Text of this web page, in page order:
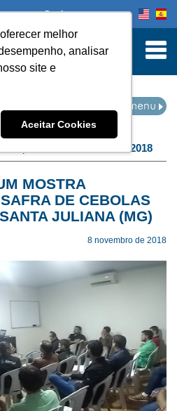
melhor
analisar
site e
Aceitar Cookies
Onde comprar
novembro de 2018
MOSTRA
DE CEBOLAS
JULIANA (MG)
8 novembro de 2018